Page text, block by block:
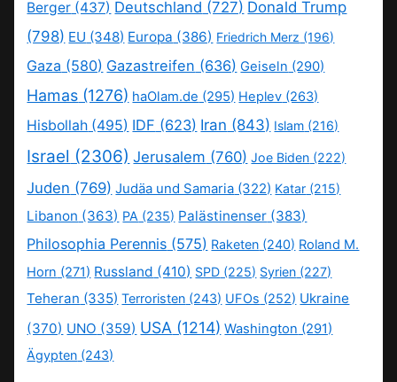
Berger (437) Deutschland (727) Donald Trump
(798) EU (348) Europa (386) Friedrich Merz (196)
Gaza (580) Gazastreifen (636) Geiseln (290)
Hamas (1276) haOlam.de (295) Heplev (263)
Hisbollah (495) IDF (623) Iran (843) Islam (216)
Israel (2306) Jerusalem (760) Joe Biden (222)
Juden (769) Judäa und Samaria (322) Katar (215)
Libanon (363) PA (235) Palästinenser (383)
Philosophia Perennis (575) Raketen (240) Roland M.
Horn (271) Russland (410) SPD (225) Syrien (227)
Teheran (335) Terroristen (243) UFOs (252) Ukraine
(370) UNO (359) USA (1214) Washington (291)
Ägypten (243)